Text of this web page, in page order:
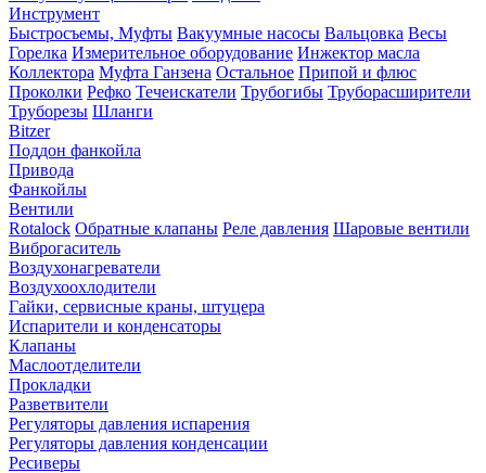
Инструмент
Быстросъемы, Муфты Вакуумные насосы Вальцовка Весы
Горелка Измерительное оборудование Инжектор масла
Коллектора Муфта Ганзена Остальное Припой и флюс
Проколки Рефко Течеискатели Трубогибы Труборасширители
Труборезы Шланги
Bitzer
Поддон фанкойла
Привода
Фанкойлы
Вентили
Rotalock Обратные клапаны Реле давления Шаровые вентили
Виброгаситель
Воздухонагреватели
Воздухоохлодители
Гайки, сервисные краны, штуцера
Испарители и конденсаторы
Клапаны
Маслоотделители
Прокладки
Разветвители
Регуляторы давления испарения
Регуляторы давления конденсации
Ресиверы